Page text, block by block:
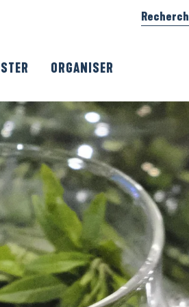
Recherche
ORGANISER